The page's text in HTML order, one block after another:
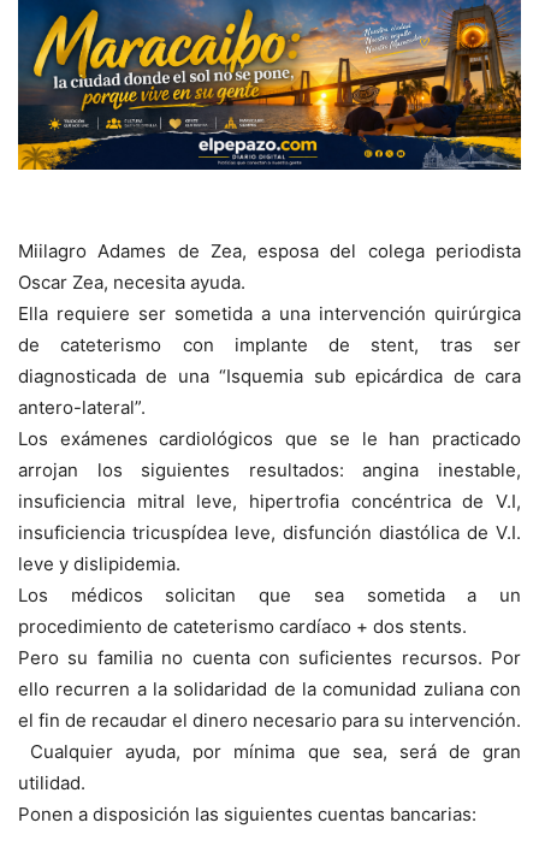
Miilagro Adames de Zea, esposa del colega periodista
Oscar Zea, necesita ayuda.
Ella requiere ser sometida a una intervención quirúrgica
de cateterismo con implante de stent, tras ser
diagnosticada de una “Isquemia sub epicárdica de cara
antero-lateral”.
Los exámenes cardiológicos que se le han practicado
arrojan los siguientes resultados: angina inestable,
insuficiencia mitral leve, hipertrofia concéntrica de V.I,
insuficiencia tricuspídea leve, disfunción diastólica de V.I.
leve y dislipidemia.
Los médicos solicitan que sea sometida a un
procedimiento de cateterismo cardíaco + dos stents.
Pero su familia no cuenta con suficientes recursos. Por
ello recurren a la solidaridad de la comunidad zuliana con
el fin de recaudar el dinero necesario para su intervención.
Cualquier ayuda, por mínima que sea, será de gran
utilidad.
Ponen a disposición las siguientes cuentas bancarias: